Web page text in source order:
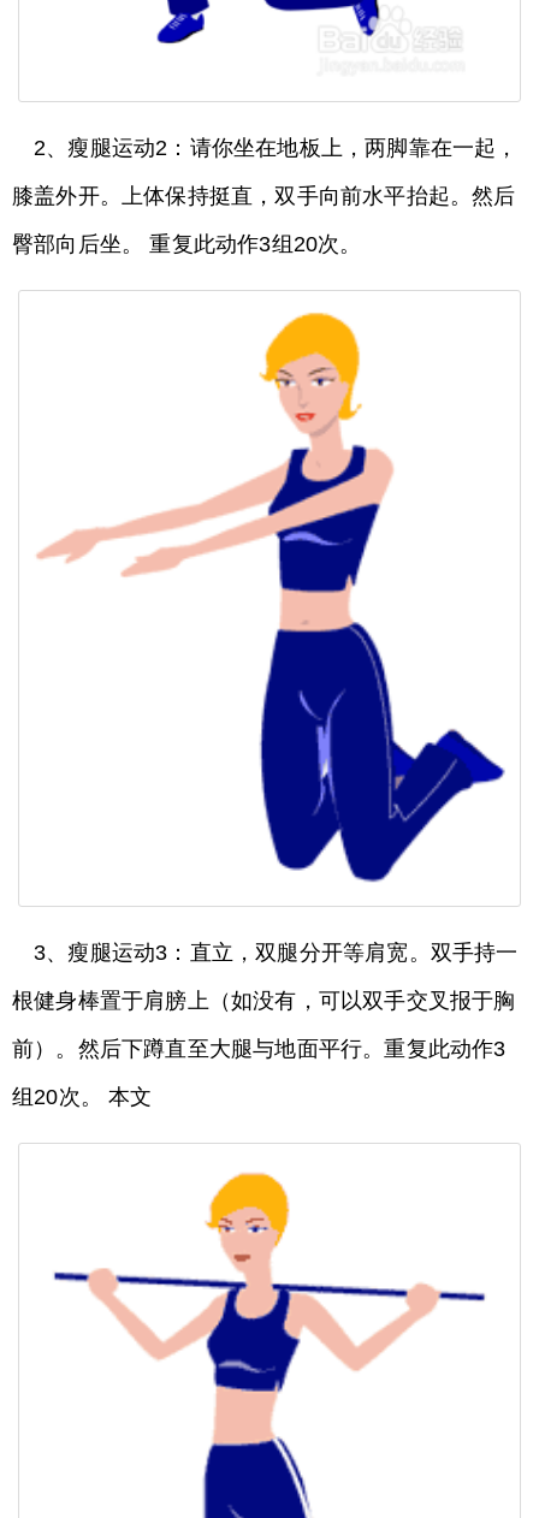
2、瘦腿运动2：请你坐在地板上，两脚靠在一起，
膝盖外开。上体保持挺直，双手向前水平抬起。然后
臀部向后坐。 重复此动作3组20次。
3、瘦腿运动3：直立，双腿分开等肩宽。双手持一
根健身棒置于肩膀上（如没有，可以双手交叉报于胸
前）。然后下蹲直至大腿与地面平行。重复此动作3
组20次。 本文